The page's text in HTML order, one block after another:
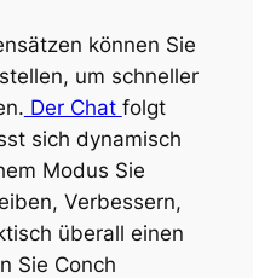
können Sie
um schneller
Der Chat folgt
sich dynamisch
Modus Sie
Verbessern,
überall einen
Sie Conch